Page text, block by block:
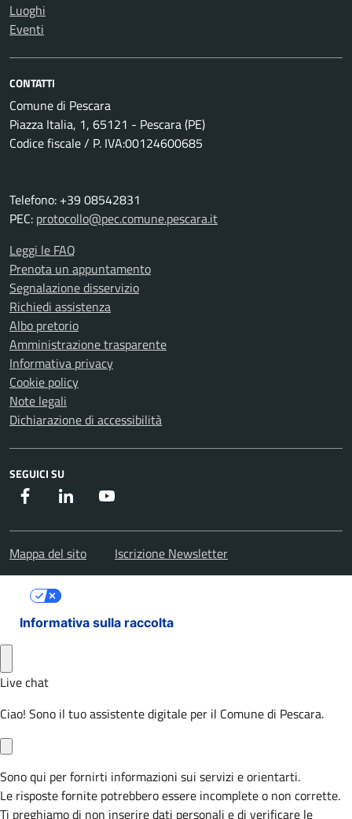
Luoghi
Eventi
CONTATTI
Comune di Pescara
Piazza Italia, 1, 65121 - Pescara (PE)
Codice fiscale / P. IVA:00124600685
Telefono: +39 08542831
PEC: protocollo@pec.comune.pescara.it
Leggi le FAQ
Prenota un appuntamento
Segnalazione disservizio
Richiedi assistenza
Albo pretorio
Amministrazione trasparente
Informativa privacy
Cookie policy
Note legali
Dichiarazione di accessibilità
SEGUICI SU
Facebook Instagram
Mappa del sito Iscrizione Newsletter
Informativa sulla raccolta
Le tue preferenze relative alla privacy